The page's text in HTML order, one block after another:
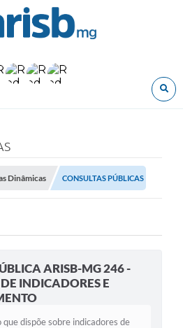
Dinâmicas CONSULTAS PÚBLICAS
ARISB-MG 246 -
INDICADORES E
dispõe sobre indicadores de